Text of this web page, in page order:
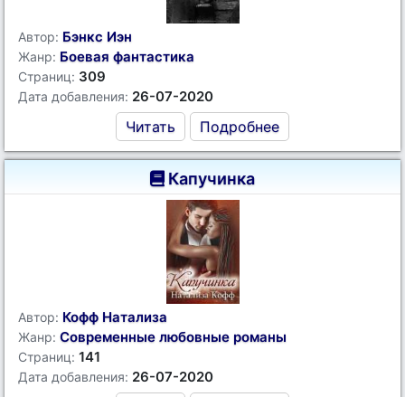
Автор: Бэнкс Иэн
Жанр: Боевая фантастика
Страниц: 309
Дата добавления: 26-07-2020
Читать Подробнее
Капучинка
Автор: Кофф Натализа
Жанр: Современные любовные романы
Страниц: 141
Дата добавления: 26-07-2020